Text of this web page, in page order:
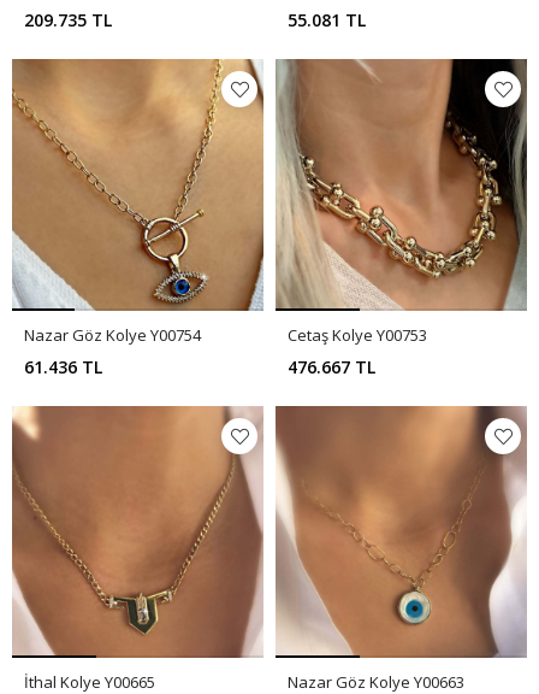
209.735 TL 55.081 TL
Nazar Göz Kolye Y00754
61.436 TL
Cetaş Kolye Y00753
476.667 TL
İthal Kolye Y00665 Nazar Göz Kolye Y00663